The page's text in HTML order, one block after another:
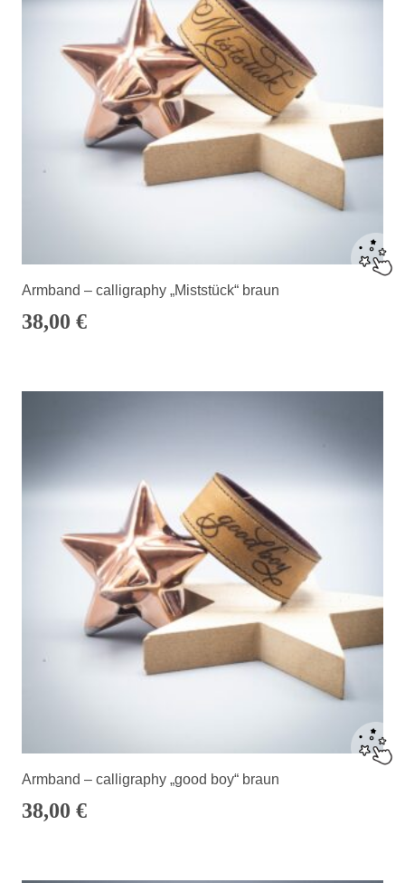
Armband – calligraphy „Miststück“ braun
38,00 €
Armband – calligraphy „good boy“ braun
38,00 €